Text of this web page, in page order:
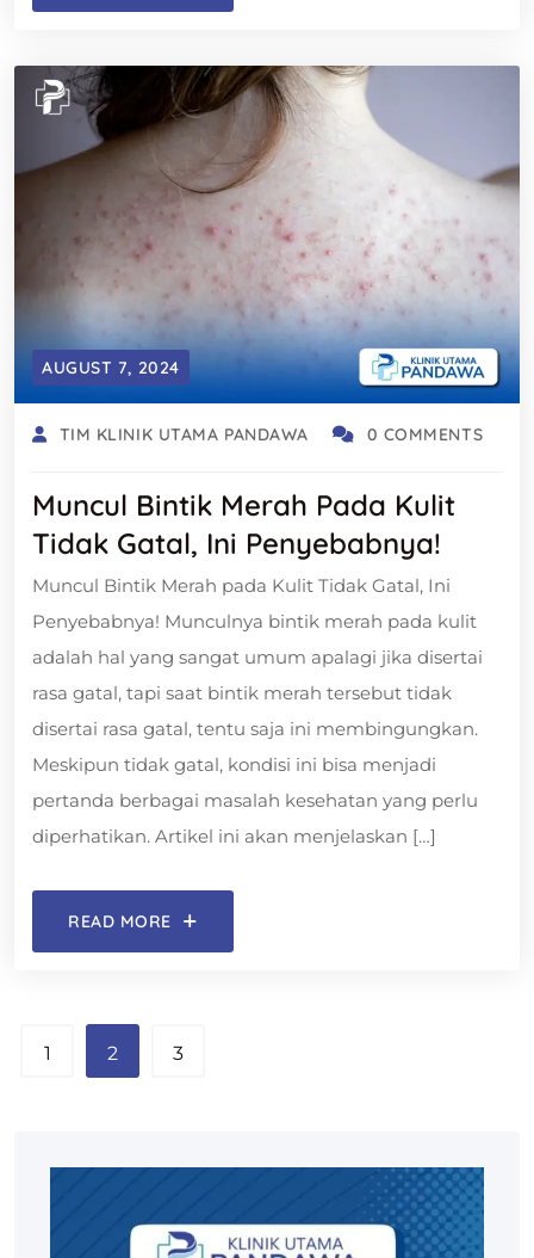
AUGUST 7, 2024
TIM KLINIK UTAMA PANDAWA 0 COMMENTS
Muncul Bintik Merah Pada Kulit
Tidak Gatal, Ini Penyebabnya!
Muncul Bintik Merah pada Kulit Tidak Gatal, Ini
Penyebabnya! Munculnya bintik merah pada kulit
adalah hal yang sangat umum apalagi jika disertai
rasa gatal, tapi saat bintik merah tersebut tidak
disertai rasa gatal, tentu saja ini membingungkan.
Meskipun tidak gatal, kondisi ini bisa menjadi
pertanda berbagai masalah kesehatan yang perlu
diperhatikan. Artikel ini akan menjelaskan […]
READ MORE
1 2 3